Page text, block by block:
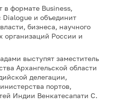
в формате Business,
и объединит
бизнеса, научного
организаций России и
выступят заместитель
Архангельской области
делегации,
портов,
Индии Венкатесапати С.